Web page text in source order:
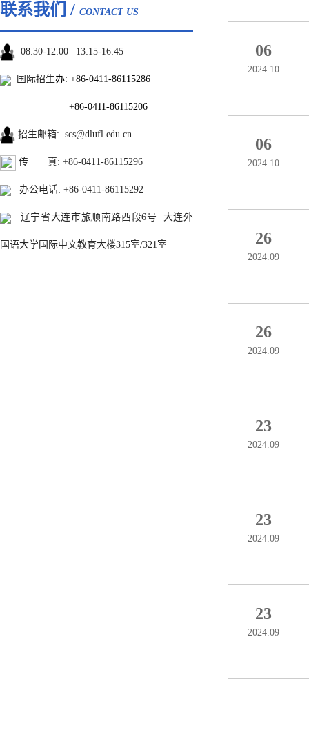
联系我们 / CONTACT US
08:30-12:00 | 13:15-16:45
国际招生办: +86-0411-86115286
+86-0411-86115206
招生邮箱: scs@dlufl.edu.cn
传 真: +86-0411-86115296
办公电话: +86-0411-86115292
辽宁省大连市旅顺南路西段6号 大连外
国语大学国际中文教育大楼315室/321室
06
2024.10
06
2024.10
26
2024.09
26
2024.09
23
2024.09
23
2024.09
23
2024.09